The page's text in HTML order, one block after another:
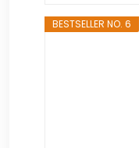
BESTSELLER NO. 6